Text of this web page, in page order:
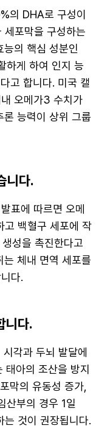
의 DHA로 구성이
포막을 구성하는
의 핵심 성분인
하게 하여 인지 능
고 합니다. 미국 캘
오메가3 수치가
능력이 상위 그룹
니다.
표에 따르면 오메
고 백혈구 세포에 작
성을 촉진한다고
체내 면역 세포를
다.
니다.
각과 두뇌 발달에
태아의 조산을 방지
막의 유동성 증가,
산부의 경우 1일
것이 권장됩니다.